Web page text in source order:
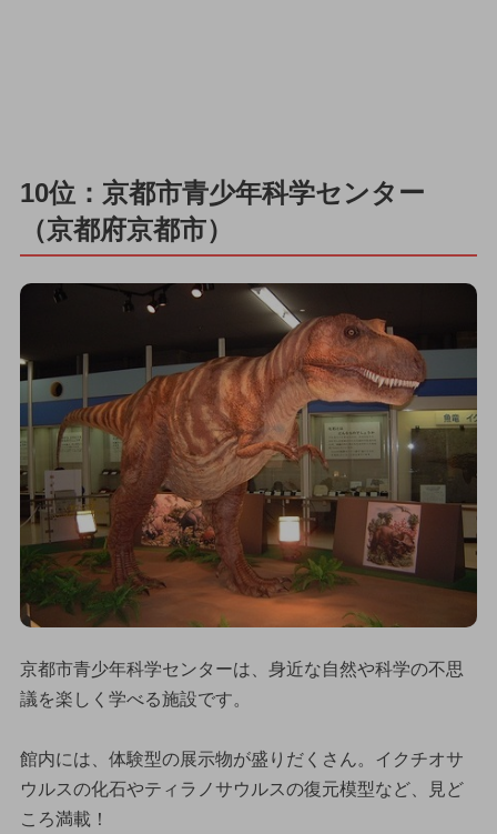
10位：京都市青少年科学センター
（京都府京都市）
京都市青少年科学センターは、身近な自然や科学の不思
議を楽しく学べる施設です。
館内には、体験型の展示物が盛りだくさん。イクチオサ
ウルスの化石やティラノサウルスの復元模型など、見ど
ころ満載！